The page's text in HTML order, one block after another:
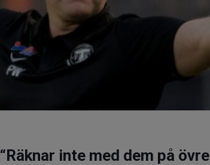
inte med dem på övre